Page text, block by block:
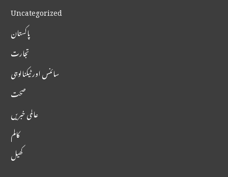
Uncategorized
پاکستان
تجارت
سائنس اور ٹیکنالوجی
صحت
عالمی خبریں
کالم
کھیل